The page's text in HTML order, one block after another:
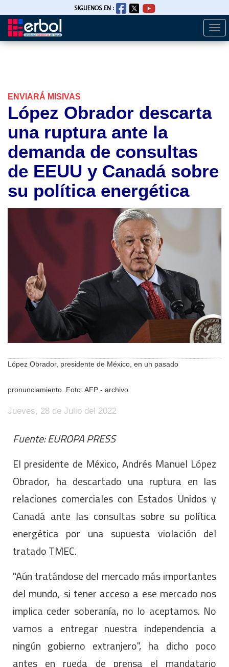
Pasar
SIGUENOS EN :
ENVIARÁ MISIVAS
López Obrador descarta
una ruptura ante la
demanda de consultas
de EEUU y Canadá sobre
su política energética
López Obrador, presidente de México, en un pasado
pronunciamiento. Foto: AFP - archivo
Jueves, 28 de Julio del 2022
Fuente: EUROPA PRESS
El presidente de México, Andrés Manuel López
Obrador, ha descartado una ruptura en las
relaciones comerciales con Estados Unidos y
Canadá ante las consultas sobre su política
energética por una supuesta violación del
tratado TMEC.
"Aún tratándose del mercado más importantes
del mundo, si tener acceso a ese mercado nos
implica ceder soberanía, no lo aceptamos. No
vamos a entregar nuestra independencia a
ningún gobierno extranjero", ha dicho poco
antes en rueda de prensa el mandatario